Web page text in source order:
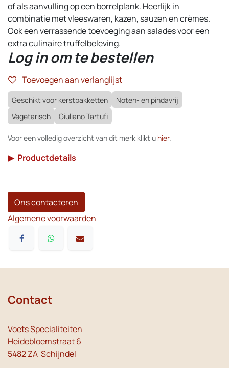
of als aanvulling op een borrelplank. Heerlijk in
combinatie met vleeswaren, kazen, sauzen en crèmes.
Ook een verrassende toevoeging aan salades voor een
extra culinaire truffelbeleving.
Log in om te bestellen
Toevoegen aan verlanglijst
Geschikt voor kerstpakketten
Noten- en pindavrij
Vegetarisch
Giuliano Tartufi
Voor een volledig overzicht van dit merk klikt u hier.
▶ Productdetails
Ons contacteren
Algemene voorwaarden
Contact
Voets Specialiteiten
Heidebloemstraat 6
5482 ZA Schijndel